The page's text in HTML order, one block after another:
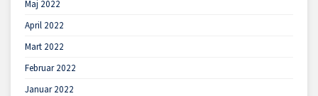
Maj 2022
April 2022
Mart 2022
Februar 2022
Januar 2022